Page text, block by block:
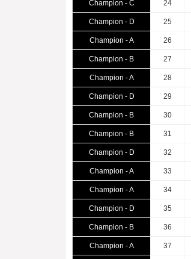
Champion - C 24
Champion - D 25
Champion - A 26
Champion - B 27
Champion - A 28
Champion - D 29
Champion - B 30
Champion - B 31
Champion - D 32
Champion - A 33
Champion - A 34
Champion - D 35
Champion - B 36
Champion - A 37